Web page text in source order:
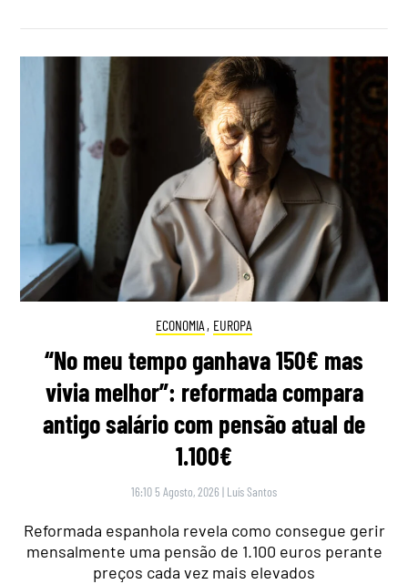
ECONOMIA , EUROPA
“No meu tempo ganhava 150€ mas
vivia melhor”: reformada compara
antigo salário com pensão atual de
1.100€
16:10 5 Agosto, 2026 | Luís Santos
Reformada espanhola revela como consegue gerir
mensalmente uma pensão de 1.100 euros perante
preços cada vez mais elevados